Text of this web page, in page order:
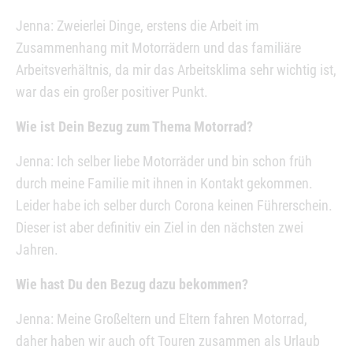
Jenna: Zweierlei Dinge, erstens die Arbeit im
Zusammenhang mit Motorrädern und das familiäre
Arbeitsverhältnis, da mir das Arbeitsklima sehr wichtig ist,
war das ein großer positiver Punkt.
Wie ist Dein Bezug zum Thema Motorrad?
Jenna: Ich selber liebe Motorräder und bin schon früh
durch meine Familie mit ihnen in Kontakt gekommen.
Leider habe ich selber durch Corona keinen Führerschein.
Dieser ist aber definitiv ein Ziel in den nächsten zwei
Jahren.
Wie hast Du den Bezug dazu bekommen?
Jenna: Meine Großeltern und Eltern fahren Motorrad,
daher haben wir auch oft Touren zusammen als Urlaub